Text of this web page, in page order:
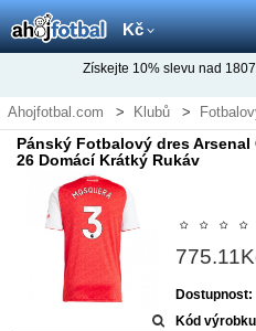
Kč
Získejte 10% slevu nad 1807
Ahojfotbal.com Klubů
Pánský Fotbalový dres
26 Domácí Krátký Rukáv
Dostupnost:
Kód